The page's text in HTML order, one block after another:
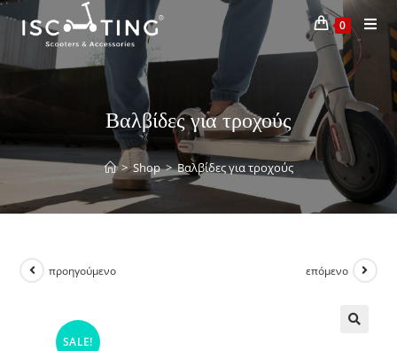
0
Βαλβίδες για τροχούς
> Shop > Βαλβίδες για τροχούς
SALE!
προηγούμενο επόμενο